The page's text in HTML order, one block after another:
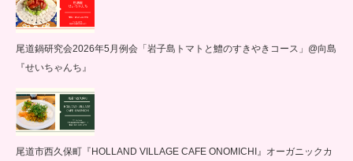
尾道鍋研究会2026年5月例会「岩子島トマトと鱧のすきやきコース」@向島
『せいちゃんち』
尾道市西久保町『HOLLAND VILLAGE CAFE ONOMICHI』オーガニックカ